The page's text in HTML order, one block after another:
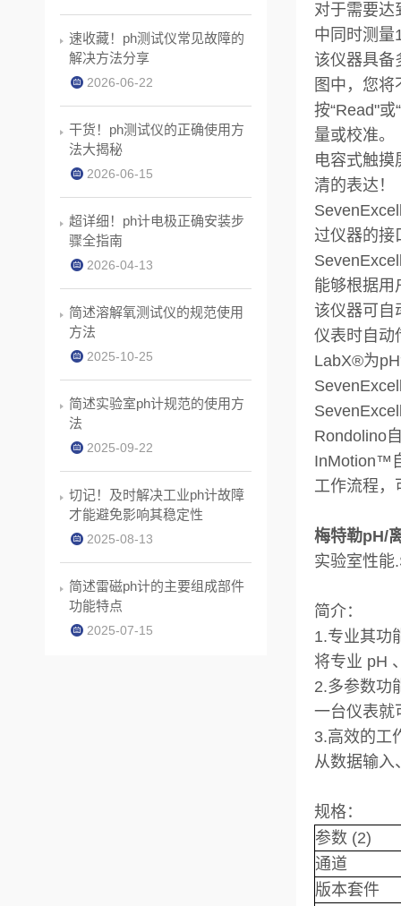
对于需要达
中同时测量
该仪器具备
图中，您
按“Read"
量或校准。
电容式触
清的表达！
过仪器的接
能够根据用
该仪器可自
仪表时自动
LabX®为
Rondolino
InMotion™
工作流程，
梅特勒pH/
实验室性能
简介：
1.专业其功
将专业 pH
2.多参数功
一台仪表就
3.高效的工
从数据输入
规格：
参数 (2)
通道
版本套件
速收藏！ph测试仪常见故障的
解决方法分享
2026-06-22
干货！ph测试仪的正确使用方
法大揭秘
2026-06-15
超详细！ph计电极正确安装步
骤全指南
2026-04-13
简述溶解氧测试仪的规范使用
方法
2025-10-25
简述实验室ph计规范的使用方
法
2025-09-22
切记！及时解决工业ph计故障
才能避免影响其稳定性
2025-08-13
简述雷磁ph计的主要组成部件
功能特点
2025-07-15